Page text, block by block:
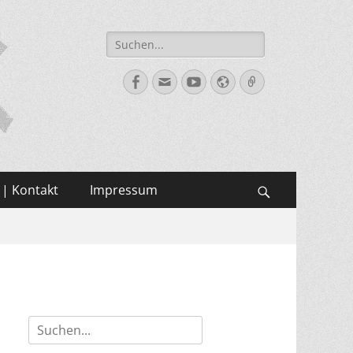
Suche
nach:
Facebook
E-
Mail
YouTube
WebsiteVerknüpfung
| Kontakt Impressum
Suche
nach: